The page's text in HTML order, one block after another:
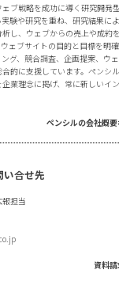
ブ戦略を成功に導く研究開発
験や研究を重ね、研究結果に
し、ウェブからの売上や成約
ェブサイトの目的と目標を明
グ、競合調査、企画提案、ウ
的に支援しています。ペンシ
業理念に掲げ、常に新しいイ
ペンシルの会社概
い合せ先
担当
資料